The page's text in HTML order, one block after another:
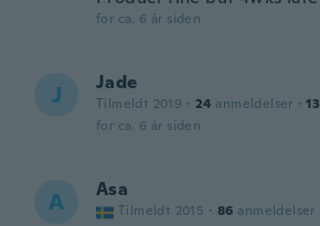
for ca. 6 år siden
J Jade
Tilmeldt 2019 · 24 anmeldelser · 13
for ca. 6 år siden
A Asa
Tilmeldt 2015 · 86 anmeldelser